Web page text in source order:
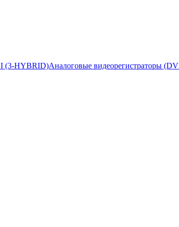
(3-HYBRID)Аналоговые видеорегистраторы